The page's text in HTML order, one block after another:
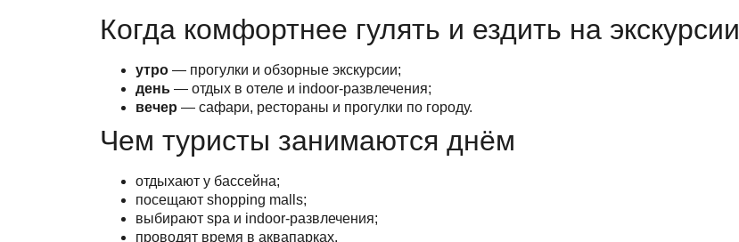
Когда комфортнее гулять и ездить на экскурсии
утро — прогулки и обзорные экскурсии;
день — отдых в отеле и indoor-развлечения;
вечер — сафари, рестораны и прогулки по городу.
Чем туристы занимаются днём
отдыхают у бассейна;
посещают shopping malls;
выбирают spa и indoor-развлечения;
проводят время в аквапарках.